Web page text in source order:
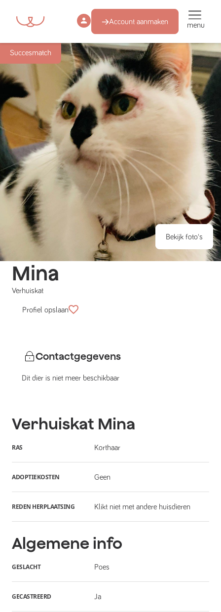
Account aanmaken menu
Succesmatch
Bekijk foto's
Mina
Verhuiskat
Profiel opslaan
Contactgegevens
Dit dier is niet meer beschikbaar
Verhuiskat Mina
RAS Korthaar
ADOPTIEKOSTEN Geen
REDEN HERPLAATSING Klikt niet met andere huisdieren
Algemene info
GESLACHT Poes
GECASTREERD Ja